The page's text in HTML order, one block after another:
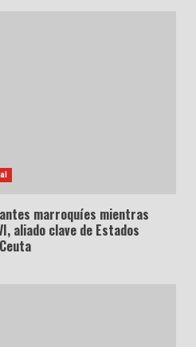
marroquíes mientras
aliado clave de Estados